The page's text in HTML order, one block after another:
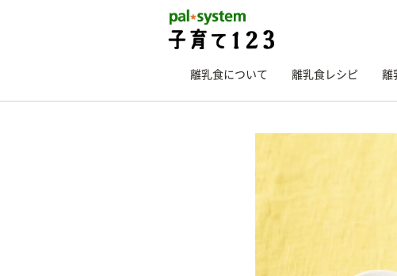
離乳食について 離乳食レシピ 離